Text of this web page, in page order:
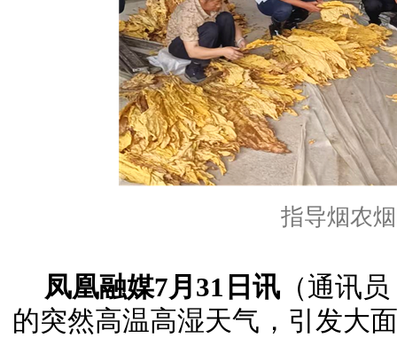
指导烟农
凤凰融媒7月31日讯（通讯
的突然高温高湿天气，引发大